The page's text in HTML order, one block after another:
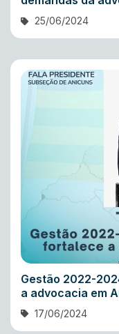
25/06/2024
Gestão 2022-
a advocacia em
17/06/2024